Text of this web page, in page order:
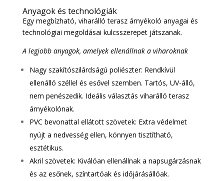
Anyagok és technológiák
Egy megbízható, viharálló terasz árnyékoló anyagai és
technológiai megoldásai kulcsszerepet játszanak.
A legjobb anyagok, amelyek ellenállnak a viharoknak
Nagy szakítószilárdságú poliészter: Rendkívül
ellenálló széllel és esővel szemben. Tartós, UV-álló,
nem penészedik. Ideális választás viharálló terasz
árnyékolónak.
PVC bevonattal ellátott szövetek: Extra védelmet
nyújt a nedvesség ellen, könnyen tisztítható,
esztétikus.
Akril szövetek: Kiválóan ellenállnak a napsugárzásnak
és az esőnek, színtartóak és időjárásállóak.